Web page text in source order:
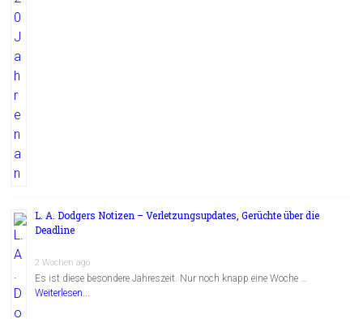
L. A. Dodgers Notizen – Verletzungsupdates, Gerüchte über die
Deadline
2 Wochen ago
Es ist diese besondere Jahreszeit. Nur noch knapp eine Woche …
Weiterlesen...